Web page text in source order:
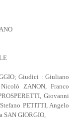
Giudici : Giuliano
ZANON, Franco
Giovanni
PETITTI, Angelo
SAN GIORGIO,